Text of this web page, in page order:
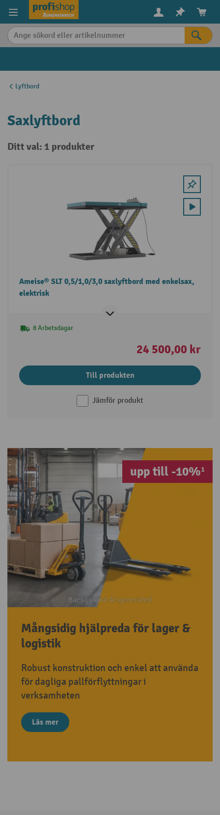
Lyftbord
Saxlyftbord
Ditt val: 1 produkter
Ameise® SLT 0,5/1,0/3,0 saxlyftbord med enkelsax,
elektrisk
8 Arbetsdagar
24 500,00 kr
Till produkten
Jämför produkt
upp till -10%¹
Mångsidig hjälpreda för lager &
logistik
Robust konstruktion och enkel att använda
för dagliga pallförflyttningar i
verksamheten
Läs mer